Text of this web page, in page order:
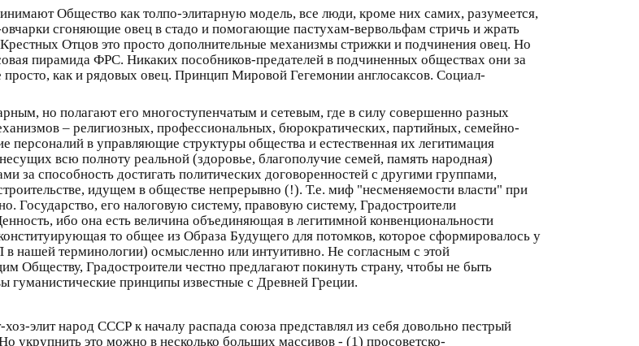
Общество как толпо-элитарную модель, все люди, кроме них самих, разумеется,
сгоняющие овец в стадо и помогающие пастухам-вервольфам стричь и жрать
Отцов это просто дополнительные механизмы стрижки и подчинения овец. Но
пирамида ФРС. Никаких пособников-предателей в подчиненных обществах они за
как и рядовых овец. Принцип Мировой Гегемонии англосаксов. Социал-
но полагают его многоступенчатым и сетевым, где в силу совершенно разных
– религиозных, профессиональных, бюрократических, партийных, семейно-
в управляющие структуры общества и естественная их легитимация
всю полноту реальной (здоровье, благополучие семей, память народная)
за способность достигать политических договоренностей с другими группами,
идущем в обществе непрерывно (!). Т.е. миф "несменяемости власти" при
Государство, его налоговую систему, правовую систему, Градостроители
ибо она есть величина объединяющая в легитимной конвенциональности
то общее из Образа Будущего для потомков, которое сформировалось у
нашей терминологии) осмысленно или интуитивно. Не согласным с этой
Обществу, Градостроители честно предлагают покинуть страну, чтобы не быть
гуманистические принципы известные с Древней Греции.
элит народ СССР к началу распада союза представлял из себя довольно пестрый
укрупнить это можно в несколько больших массивов - (1) просоветско-